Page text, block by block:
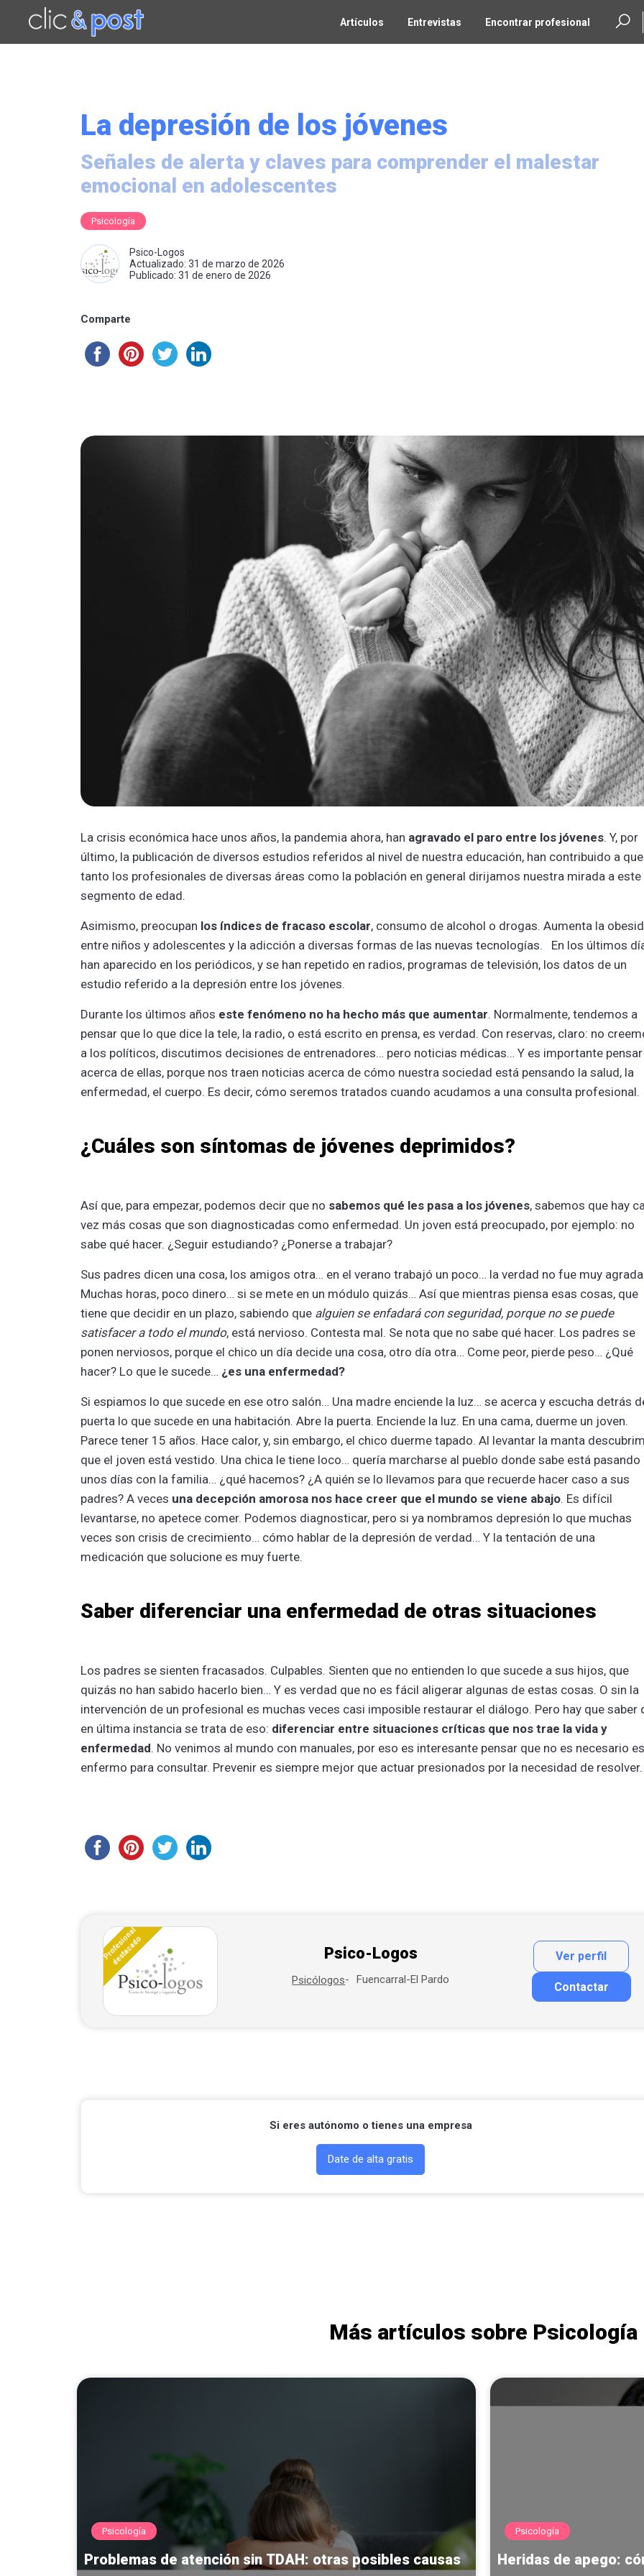
Artículos Entrevistas Encontrar profesional
La depresión de los jóvenes
Señales de alerta y claves para comprender el malestar
emocional en adolescentes
Psicología
Psico-Logos
Actualizado: 31 de marzo de 2026
Publicado: 31 de enero de 2026
Comparte
La crisis económica hace unos años, la pandemia ahora, han agravado el paro entre los jóvenes. Y, por
último, la publicación de diversos estudios referidos al nivel de nuestra educación, han contribuido a que
tanto los profesionales de diversas áreas como la población en general dirijamos nuestra mirada a este
segmento de edad.
Asimismo, preocupan los índices de fracaso escolar, consumo de alcohol o drogas. Aumenta la
entre niños y adolescentes y la adicción a diversas formas de las nuevas tecnologías. En los últimos
han aparecido en los periódicos, y se han repetido en radios, programas de televisión, los datos de un
estudio referido a la depresión entre los jóvenes.
Durante los últimos años este fenómeno no ha hecho más que aumentar. Normalmente, tendemos a
pensar que lo que dice la tele, la radio, o está escrito en prensa, es verdad. Con reservas, claro: no
a los políticos, discutimos decisiones de entrenadores… pero noticias médicas… Y es importante pensar
acerca de ellas, porque nos traen noticias acerca de cómo nuestra sociedad está pensando la salud, la
enfermedad, el cuerpo. Es decir, cómo seremos tratados cuando acudamos a una consulta profesional.
¿Cuáles son síntomas de jóvenes deprimidos?
Así que, para empezar, podemos decir que no sabemos qué les pasa a los jóvenes, sabemos que hay
vez más cosas que son diagnosticadas como enfermedad. Un joven está preocupado, por ejemplo: no
sabe qué hacer. ¿Seguir estudiando? ¿Ponerse a trabajar?
Sus padres dicen una cosa, los amigos otra… en el verano trabajó un poco… la verdad no fue muy
Muchas horas, poco dinero… si se mete en un módulo quizás… Así que mientras piensa esas cosas, que
tiene que decidir en un plazo, sabiendo que alguien se enfadará con seguridad, porque no se puede
satisfacer a todo el mundo, está nervioso. Contesta mal. Se nota que no sabe qué hacer. Los padres se
ponen nerviosos, porque el chico un día decide una cosa, otro día otra… Come peor, pierde peso… ¿Qué
hacer? Lo que le sucede… ¿es una enfermedad?
Si espiamos lo que sucede en ese otro salón… Una madre enciende la luz… se acerca y escucha detrás
puerta lo que sucede en una habitación. Abre la puerta. Enciende la luz. En una cama, duerme un joven.
Parece tener 15 años. Hace calor, y, sin embargo, el chico duerme tapado. Al levantar la manta
que el joven está vestido. Una chica le tiene loco… quería marcharse al pueblo donde sabe está pasando
unos días con la familia… ¿qué hacemos? ¿A quién se lo llevamos para que recuerde hacer caso a sus
padres? A veces una decepción amorosa nos hace creer que el mundo se viene abajo. Es difícil
levantarse, no apetece comer. Podemos diagnosticar, pero si ya nombramos depresión lo que muchas
veces son crisis de crecimiento… cómo hablar de la depresión de verdad… Y la tentación de una
medicación que solucione es muy fuerte.
Saber diferenciar una enfermedad de otras situaciones
Los padres se sienten fracasados. Culpables. Sienten que no entienden lo que sucede a sus hijos, que
quizás no han sabido hacerlo bien… Y es verdad que no es fácil aligerar algunas de estas cosas. O sin la
intervención de un profesional es muchas veces casi imposible restaurar el diálogo. Pero hay que saber
en última instancia se trata de eso: diferenciar entre situaciones críticas que nos trae la vida y
enfermedad. No venimos al mundo con manuales, por eso es interesante pensar que no es necesario
enfermo para consultar. Prevenir es siempre mejor que actuar presionados por la necesidad de resolver.
Profesional
destacado Psico-Logos
Psicólogos Fuencarral-El Pardo
Ver perfil
Contactar
Contactar por correo
Si eres autónomo o tienes una empresa
Date de alta gratis
Más artículos sobre Psicología
Psicología
Problemas de atención sin TDAH: otras posibles causas
Psicología
Heridas de apego: